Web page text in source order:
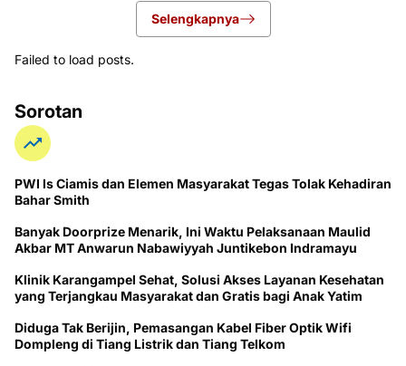
Selengkapnya
Failed to load posts.
Sorotan
PWI ls Ciamis dan Elemen Masyarakat Tegas Tolak Kehadiran
Bahar Smith
Banyak Doorprize Menarik, Ini Waktu Pelaksanaan Maulid
Akbar MT Anwarun Nabawiyyah Juntikebon Indramayu
Klinik Karangampel Sehat, Solusi Akses Layanan Kesehatan
yang Terjangkau Masyarakat dan Gratis bagi Anak Yatim
Diduga Tak Berijin, Pemasangan Kabel Fiber Optik Wifi
Dompleng di Tiang Listrik dan Tiang Telkom